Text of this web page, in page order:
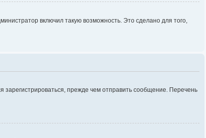
включил такую возможность. Это сделано для того,
прежде чем отправить сообщение. Перечень